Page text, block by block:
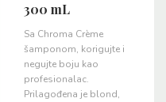
300 mL
Sa Chroma Crème
šamponom, korigujte i
negujte boju kao
profesionalac.
Prilagođena je blond,